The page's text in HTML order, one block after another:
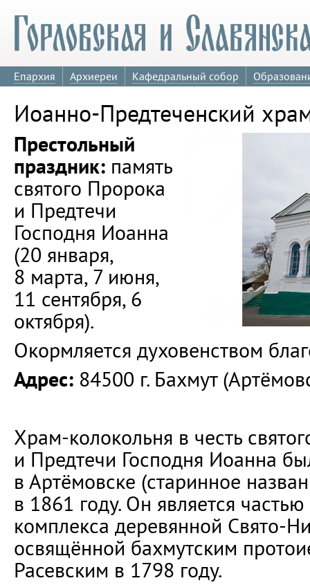
Епархия Архиереи Кафедральный собор
Иоанно-Предтеченский
Престольный
праздник: память
святого Пророка
и Предтечи
Господня Иоанна
(20 января,
8 марта, 7 июня,
11 сентября, 6
октября).
Окормляется духовенством
Адрес: 84500 г. Бахмут
Храм-колокольня в честь
и Предтечи Господня Иоанна
в Артёмовске (старинное
в 1861 году. Он является
комплекса деревянной Свято-
освящённой бахмутским
Расевским в 1798 году.